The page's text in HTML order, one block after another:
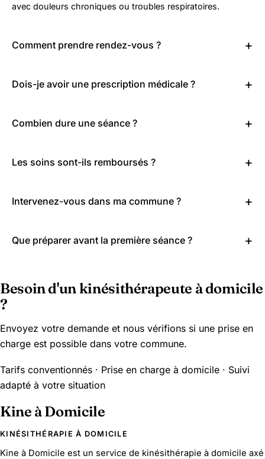
avec douleurs chroniques ou troubles respiratoires.
Comment prendre rendez-vous ?
Dois-je avoir une prescription médicale ?
Combien dure une séance ?
Les soins sont-ils remboursés ?
Intervenez-vous dans ma commune ?
Que préparer avant la première séance ?
Besoin d'un kinésithérapeute à domicile
?
Envoyez votre demande et nous vérifions si une prise en
charge est possible dans votre commune.
Tarifs conventionnés · Prise en charge à domicile · Suivi
adapté à votre situation
Kine à Domicile
KINÉSITHÉRAPIE À DOMICILE
Kine à Domicile est un service de kinésithérapie à domicile axé